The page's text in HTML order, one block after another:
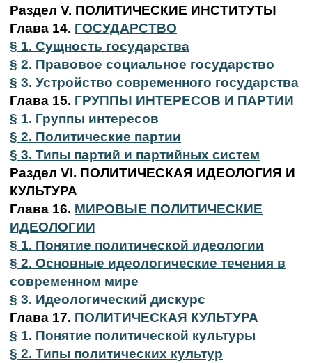
Раздел V. ПОЛИТИЧЕСКИЕ ИНСТИТУТЫ
Глава 14. ГОСУДАРСТВО
§ 1. Сущность государства
§ 2. Правовое социальное государство
§ 3. Устройство современного государства
Глава 15. ГРУППЫ ИНТЕРЕСОВ И ПАРТИИ
§ 1. Группы интересов
§ 2. Политические партии
§ 3. Типы партий и партийных систем
Раздел VI. ПОЛИТИЧЕСКАЯ ИДЕОЛОГИЯ И
КУЛЬТУРА
Глава 16. МИРОВЫЕ ПОЛИТИЧЕСКИЕ
ИДЕОЛОГИИ
§ 1. Понятие политической идеологии
§ 2. Основные идеологические течения в
современном мире
§ 3. Идеологический дискурс
Глава 17. ПОЛИТИЧЕСКАЯ КУЛЬТУРА
§ 1. Понятие политической культуры
§ 2. Типы политических культур